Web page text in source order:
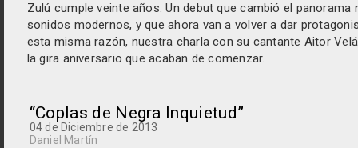
Zulú cumple veinte años. Undebut que cambió el
sonidos modernos, y que ahora van a volver a dar
esta misma razón, nuestra charla con su cantante Aitor
la gira aniversario que acaban de comenzar.
“Coplas de Negra Inquietud”
04 de Diciembre de 2013
Daniel Martín